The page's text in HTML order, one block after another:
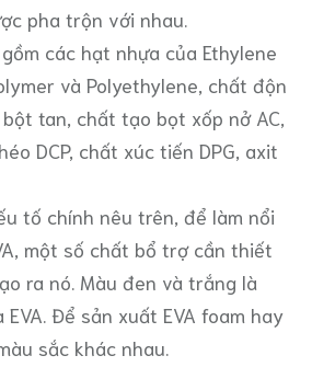
pha trộn với nhau.
các hạt nhựa của Ethylene
và Polyethylene, chất độn
tan, chất tạo bọt xốp nở AC,
DCP, chất xúc tiến DPG, axit
tố chính nêu trên, để làm nổi
một số chất bổ trợ cần thiết
ra nó. Màu đen và trắng là
Để sản xuất EVA foam hay
sắc khác nhau.